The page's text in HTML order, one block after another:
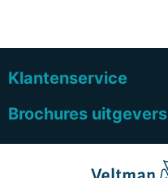
Klantenservice
Brochures uitgevers